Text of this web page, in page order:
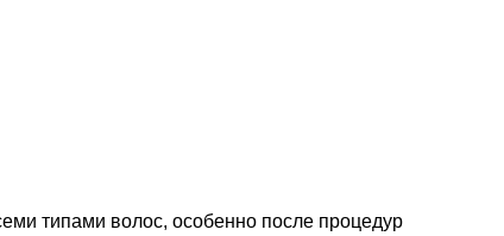
типами волос, особенно после процедур